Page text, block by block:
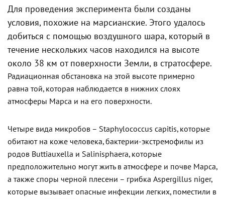
Для проведения эксперимента были созданы
условия, похожие на марсианские. Этого удалось
добиться с помощью воздушного шара, который в
течение нескольких часов находился на высоте
около 38 км от поверхности Земли, в стратосфере.
Радиационная обстановка на этой высоте примерно
равна той, которая наблюдается в нижних слоях
атмосферы Марса и на его поверхности.
Четыре вида микробов – Staphylococcus capitis, которые
обитают на коже человека, бактерии-экстремофилы из
родов Buttiauxella и Salinisphaera, которые
предположительно могут жить в атмосфере и почве Марса,
а также споры черной плесени – грибка Aspergillus niger,
которые вызывает опасные инфекции легких, поместили в